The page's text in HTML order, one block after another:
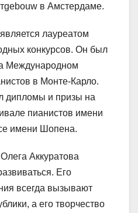
в Амстердаме.
лауреатом
конкурсов. Он был
Международном
в Монте-Карло.
дипломы и призы на
пианистов имени
имени Шопена.
Аккуратова
Его
всегда вызывают
а его творчество